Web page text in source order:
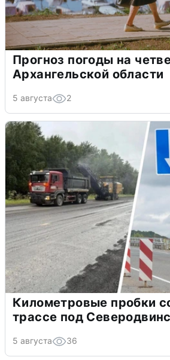
Прогноз погоды на
Архангельской области
5 августа 2
Километровые пробки
трассе под
5 августа 36